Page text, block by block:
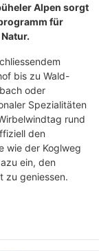
Alpen sorgt
für
bis zu Wald-
oder
Spezialitäten
rund
den
wie der Koglweg
ein, den
zu geniessen.